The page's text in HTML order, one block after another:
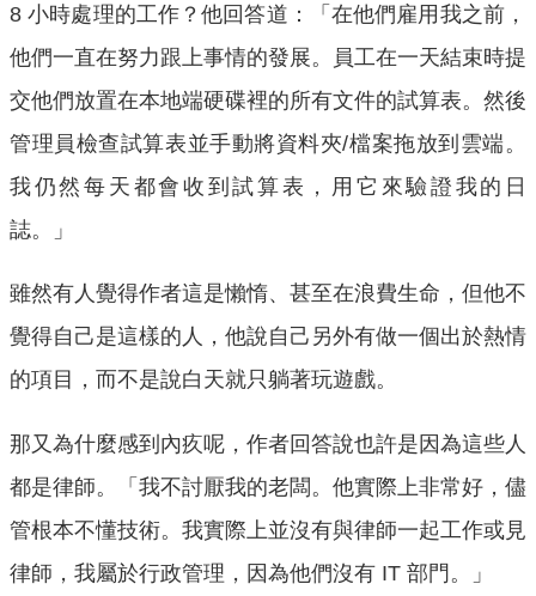
8 小時處理的工作？他回答道：「在他們雇用我之前，
他們一直在努力跟上事情的發展。員工在一天結束時提
交他們放置在本地端硬碟裡的所有文件的試算表。然後
管理員檢查試算表並手動將資料夾/檔案拖放到雲端。
我仍然每天都會收到試算表，用它來驗證我的日
誌。」
雖然有人覺得作者這是懶惰、甚至在浪費生命，但他不
覺得自己是這樣的人，他說自己另外有做一個出於熱情
的項目，而不是說白天就只躺著玩遊戲。
那又為什麼感到內疚呢，作者回答說也許是因為這些人
都是律師。「我不討厭我的老闆。他實際上非常好，儘
管根本不懂技術。我實際上並沒有與律師一起工作或見
律師，我屬於行政管理，因為他們沒有 IT 部門。」